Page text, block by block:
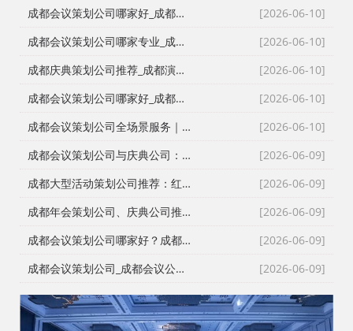
[2026-06-10]
成都会议策划公司哪家好_成都活动执行公司_成都庆典公司_火壶打铁花非遗表演全资源覆盖
[2026-06-10]
成都会议策划公司哪家专业_成都活动执行公司_成都庆典策划公司_全场景演艺资源快速匹配
[2026-06-10]
成都庆典策划公司推荐_成都演艺公司_成都活动执行公司_成都大型活动策划公司一手资源物美价廉
[2026-06-10]
成都会议策划公司哪家好_成都庆典策划公司排名_成都会务公司_成都活动执行公司专业团队推荐
[2026-06-10]
成都会议策划公司全场景服务｜成都活动公司活动类型全覆盖，成都会务公司一站式解决方案
[2026-06-09]
成都会议策划公司与庆典公司：红星商贸高难度活动执行实录
[2026-06-09]
成都大型活动策划公司推荐：红星27年深耕，专业靠谱团队大
[2026-06-09]
成都年会策划公司、庆典公司推荐：企业年会、周年庆典、颁奖典礼一站式承办，红星演艺与搭建团队专业靠谱
[2026-06-09]
成都会议策划公司哪家好？成都会务公司、会议公司推荐：红星活动专业承办新闻发布会与招商会
[2026-06-09]
成都会议策划公司_成都会议公司与成都年会策划公司专业执行团队